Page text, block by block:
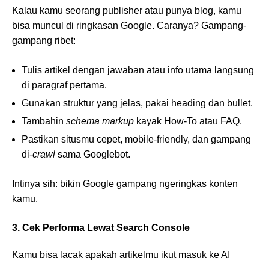
Kalau kamu seorang publisher atau punya blog, kamu
bisa muncul di ringkasan Google. Caranya? Gampang-
gampang ribet:
Tulis artikel dengan jawaban atau info utama langsung
di paragraf pertama.
Gunakan struktur yang jelas, pakai heading dan bullet.
Tambahin schema markup kayak How-To atau FAQ.
Pastikan situsmu cepet, mobile-friendly, dan gampang
di-crawl sama Googlebot.
Intinya sih: bikin Google gampang ngeringkas konten
kamu.
3. Cek Performa Lewat Search Console
Kamu bisa lacak apakah artikelmu ikut masuk ke AI